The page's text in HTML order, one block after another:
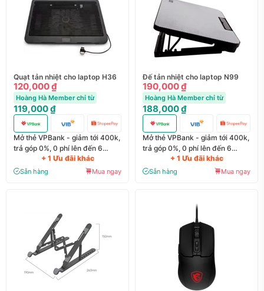
Quạt tản nhiệt cho laptop H36
120,000 ₫
Hoàng Hà Member chỉ từ
119,000 ₫
Mở thẻ VPBank - giảm tới 400k,
trả góp 0%, 0 phí lên đến 6
+ 1 Ưu đãi khác
Sẵn hàng Mua ngay
Đế tản nhiệt cho laptop N99
190,000 ₫
Hoàng Hà Member chỉ từ
188,000 ₫
Mở thẻ VPBank - giảm tới 400k,
trả góp 0%, 0 phí lên đến 6
+ 1 Ưu đãi khác
Sẵn hàng Mua ngay